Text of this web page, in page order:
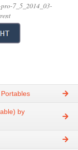
7_5_2014_03-
by